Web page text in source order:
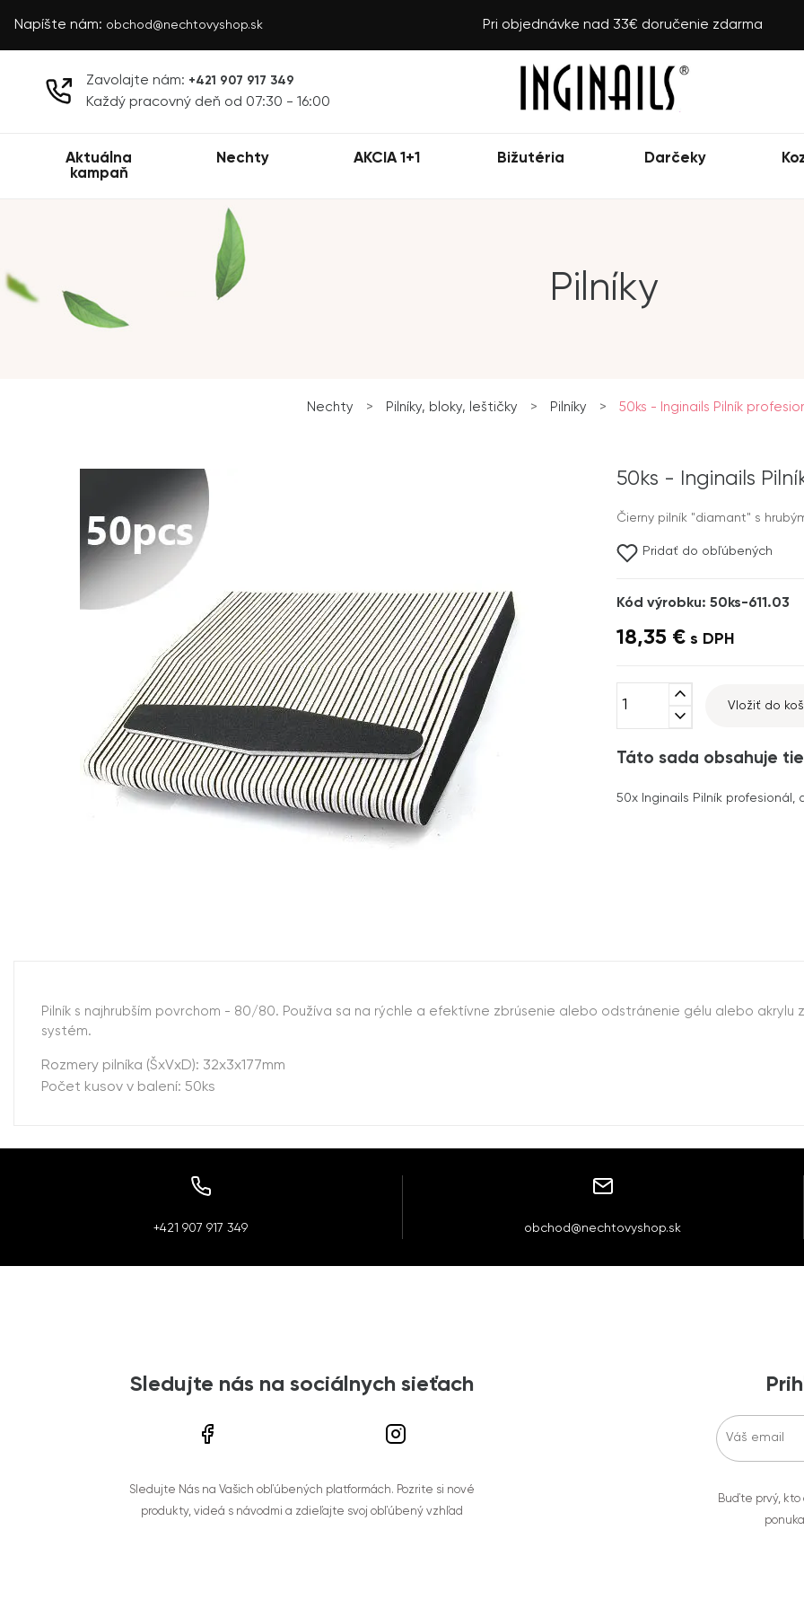
Napíšte nám: obchod@nechtovyshop.sk Pri objednávke nad 33€ doručenie zdarma
Zavolajte nám: +421 907 917 349
Každý pracovný deň od 07:30 - 16:00
Aktuálna
kampaň
Nechty AKCIA 1+1 Bižutéria Darčeky
Pilníky
Nechty > Pilníky, bloky, leštičky > Pilníky > 50ks - Inginails Pilník
50ks - Inginails
Čierny pilník "diamant" s
Pridať do obľúbených
Kód výrobku: 50ks-611.03
18,35 € s DPH
expand_less
expand_more
Vložiť do
Táto sada obsahuje
50x Inginails Pilník
Pilník s najhrubším povrchom - 80/80. Používa sa na rýchle a efektívne zbrúsenie alebo odstránenie gélu alebo
systém.
Rozmery pilníka (ŠxVxD): 32x3x177mm
Počet kusov v balení: 50ks
+421 907 917 349 obchod@nechtovyshop.sk
Sledujte nás na sociálnych sieťach
Sledujte Nás na Vašich obľúbených platformách. Pozrite si nové
produkty, videá s návodmi a zdieľajte svoj obľúbený vzhľad
Buďte prvý,